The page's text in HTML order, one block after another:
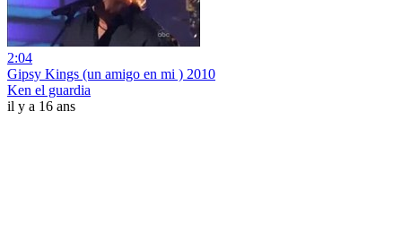
2:04
Gipsy Kings (un amigo en mi ) 2010
Ken el guardia
il y a 16 ans